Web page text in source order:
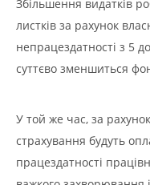
Збільшення видатків
листків за рахунок
непрацездатності з 5
суттєво зменшиться
У той же час, за
страхування будуть
працездатності